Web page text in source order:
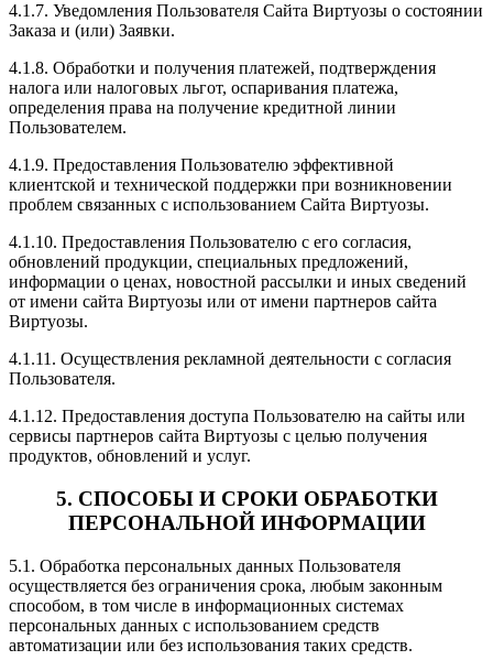
4.1.7. Уведомления Пользователя Сайта Виртуозы о состоянии
Заказа и (или) Заявки.
4.1.8. Обработки и получения платежей, подтверждения
налога или налоговых льгот, оспаривания платежа,
определения права на получение кредитной линии
Пользователем.
4.1.9. Предоставления Пользователю эффективной
клиентской и технической поддержки при возникновении
проблем связанных с использованием Сайта Виртуозы.
4.1.10. Предоставления Пользователю с его согласия,
обновлений продукции, специальных предложений,
информации о ценах, новостной рассылки и иных сведений
от имени сайта Виртуозы или от имени партнеров сайта
Виртуозы.
4.1.11. Осуществления рекламной деятельности с согласия
Пользователя.
4.1.12. Предоставления доступа Пользователю на сайты или
сервисы партнеров сайта Виртуозы с целью получения
продуктов, обновлений и услуг.
5. СПОСОБЫ И СРОКИ ОБРАБОТКИ
ПЕРСОНАЛЬНОЙ ИНФОРМАЦИИ
5.1. Обработка персональных данных Пользователя
осуществляется без ограничения срока, любым законным
способом, в том числе в информационных системах
персональных данных с использованием средств
автоматизации или без использования таких средств.